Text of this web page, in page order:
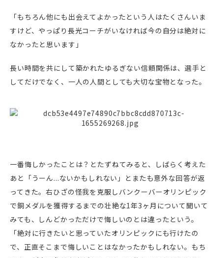
「もちろん他にも出会えてよかったという人はたくさんいま
すけど、やっぱり長光コーチがいなければ今の自分は絶対に
なかったと思います」
長い時間を共にして築かれたゆるぎない信頼関係は、選手と
してだけでなく、一人の人間としても大切な宝物となった。
一番悔しかったことは？とたずねてみると、しばらく考えた
あと「うーん...ないかもしれない」とまたも意外な回答が返
ってきた。右ひざの怪我を克服しバンクーバーオリンピック
で銅メダルを獲得するまでの壮絶な1年3ヶ月について聞いて
みても、しんどかっただけで悔しいのとは違ったという。
「絶対に行きたいと思っていたオリンピックにも行けたの
で、正直そこまで悔しいことはなかったかもしれない。もち